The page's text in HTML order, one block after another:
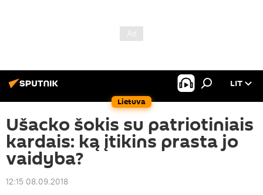
Lietuva
LIT
Ušacko šokis su patriotiniais
kardais: ką įtikins prasta jo
vaidyba?
12:15 08.09.2018